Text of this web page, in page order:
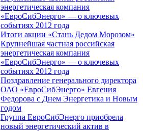
энергетическая компания
«ЕвроСибЭнерго» — о ключевых
событиях 2012 года
Итоги акции «Стань Дедом Морозом»
Крупнейшая частная российская
энергетическая компания
«ЕвроСибЭнерго» — о ключевых
событиях 2012 года
Поздравление генерального директора
ОАО «ЕвроСибЭнерго» Евгения
Федорова с Днем Энергетика и Новым
годом
Группа ЕвроСибЭнерго приобрела
новый энергетический актив в